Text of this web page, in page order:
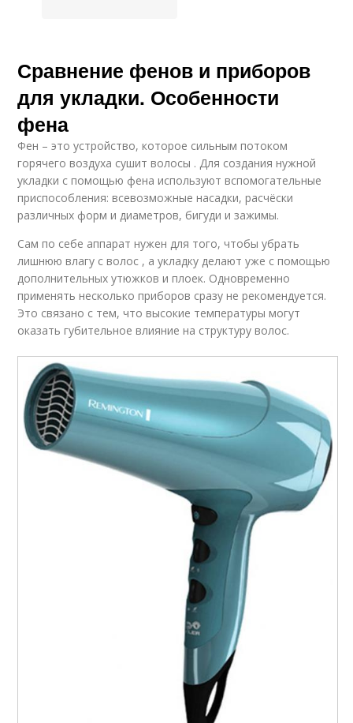
Сравнение фенов и приборов
для укладки. Особенности
фена
Фен – это устройство, которое сильным потоком
горячего воздуха сушит волосы . Для создания нужной
укладки с помощью фена используют вспомогательные
приспособления: всевозможные насадки, расчёски
различных форм и диаметров, бигуди и зажимы.
Сам по себе аппарат нужен для того, чтобы убрать
лишнюю влагу с волос , а укладку делают уже с помощью
дополнительных утюжков и плоек. Одновременно
применять несколько приборов сразу не рекомендуется.
Это связано с тем, что высокие температуры могут
оказать губительное влияние на структуру волос.